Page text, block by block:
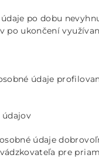
po dobu
po ukončení
údaje
údaje
pre